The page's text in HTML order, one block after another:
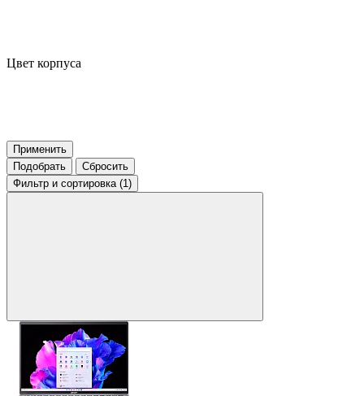
Цвет корпуса
Применить
Подобрать
Сбросить
Фильтр и сортировка (1)